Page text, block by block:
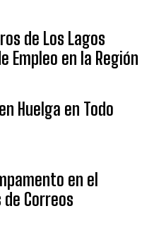
de Los Lagos
Empleo en la Región
Huelga en Todo
en el
Correos